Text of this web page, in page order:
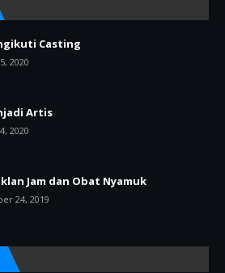
Casting
2020
Artis
2020
Jam dan Obat Nyamuk
24, 2019